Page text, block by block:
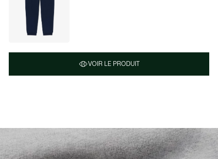
VOIR LE PRODUIT